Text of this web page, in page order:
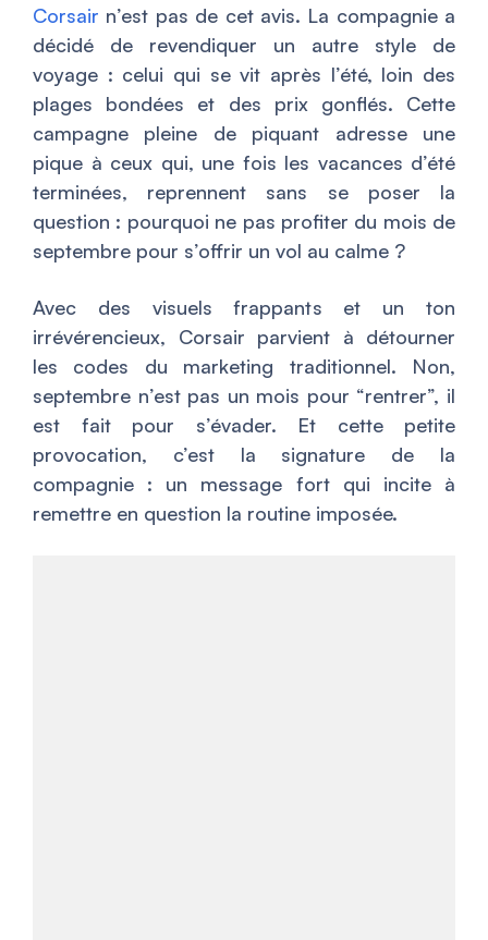
Corsair n’est pas de cet avis. La compagnie a
décidé de revendiquer un autre style de
voyage : celui qui se vit après l’été, loin des
plages bondées et des prix gonflés. Cette
campagne pleine de piquant adresse une
pique à ceux qui, une fois les vacances d’été
terminées, reprennent sans se poser la
question : pourquoi ne pas profiter du mois de
septembre pour s’offrir un vol au calme ?
Avec des visuels frappants et un ton
irrévérencieux, Corsair parvient à détourner
les codes du marketing traditionnel. Non,
septembre n’est pas un mois pour “rentrer”, il
est fait pour s’évader. Et cette petite
provocation, c’est la signature de la
compagnie : un message fort qui incite à
remettre en question la routine imposée.